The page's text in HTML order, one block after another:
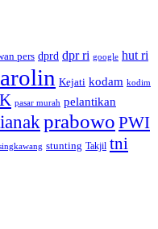
pers dprd dpr ri google hut ri
Kejati kodam kodim
pasar murah pelantikan
prabowo PWI
stunting Takjil tni